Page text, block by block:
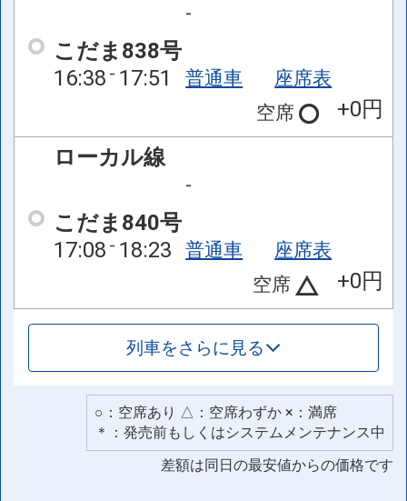
-
こだま838号
16:38 17:51 普通車
座席表
空席
+0円
ローカル線
-
こだま840号
17:08 18:23 普通車
座席表
空席
+0円
列車をさらに見る
○：空席あり △：空席わずか ×：満席
＊：発売前もしくはシステムメンテナンス中
差額は同日の最安値からの価格です